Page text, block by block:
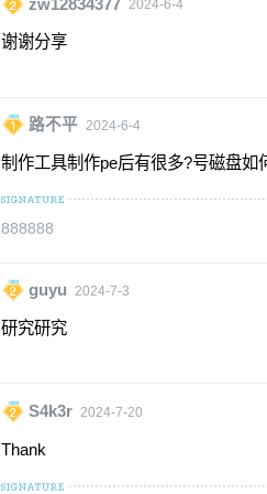
zw12834377 2024-6-4
谢谢分享
路不平 2024-6-4
制作工具制作pe后有很多?号磁盘如
888888
guyu 2024-7-3
研究研究
S4k3r 2024-7-20
Thank